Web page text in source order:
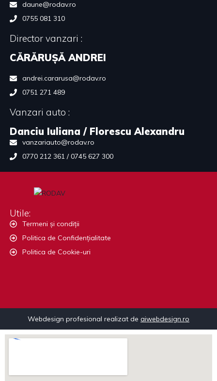
daune@rodav.ro
0755 081 310
Director vanzari :
CĂRĂRUȘĂ ANDREI
andrei.cararusa@rodav.ro
0751 271 489
Vanzari auto :
Danciu Iuliana / Florescu Alexandru
vanzariauto@rodav.ro
0770 212 361 / 0745 627 300
Utile:
Termeni și condiții
Politica de Confidențialitate
Politica de Cookie-uri
Webdesign profesional realizat de aiwebdesign.ro